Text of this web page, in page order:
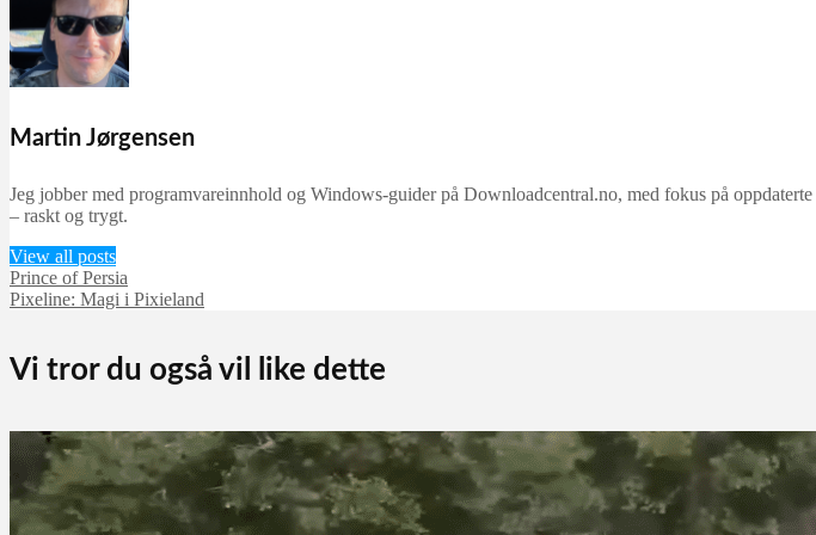
Martin Jørgensen
Jeg jobber med programvareinnhold og Windows-guider på Downloadcentral.no, med fokus på
– raskt og trygt.
View all posts
Prince of Persia
Pixeline: Magi i Pixieland
Vi tror du også vil like dette